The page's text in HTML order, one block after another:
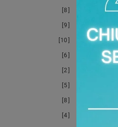
8
9
10
6
2
5
8
4